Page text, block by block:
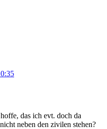
das ich evt. doch da
neben den zivilen stehen?